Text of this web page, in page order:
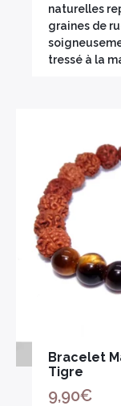
naturelles
graines de
tressé à la
Bracelet
Tigre
9,90€